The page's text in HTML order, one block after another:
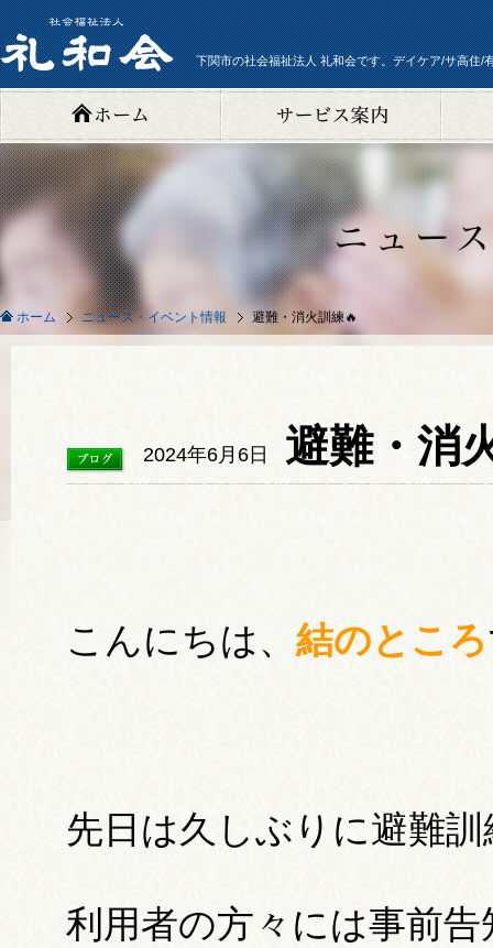
下関市の社会福祉法人 礼和会です。デイケア/サ高住/
ホーム ニュース・イベント情報 避難・消火訓練🔥
2024年6月6日 避難・消
こんにちは、 結のところ
先日は久しぶりに避難
利用者の方々には事前